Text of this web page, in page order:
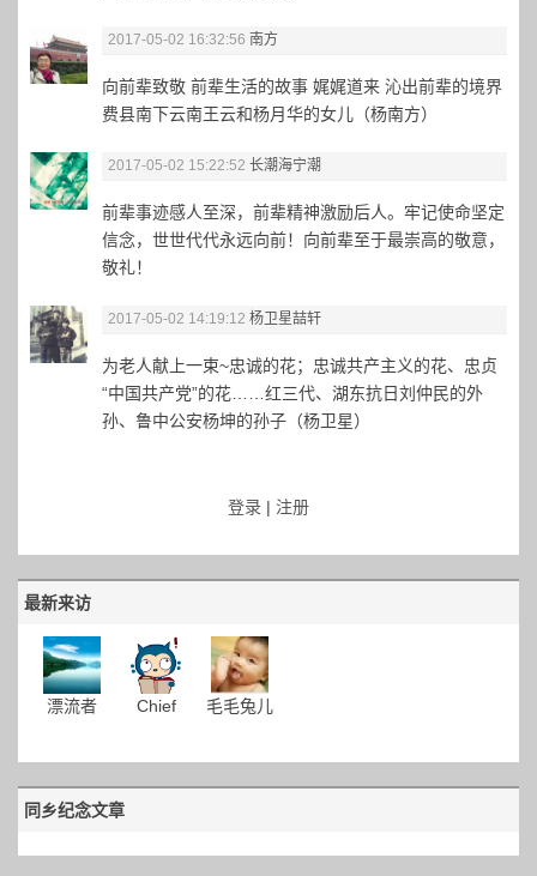
2017-05-02 16:32:56 南方
向前辈致敬 前辈生活的故事 娓娓道来 沁出前辈的境界
费县南下云南王云和杨月华的女儿（杨南方）
2017-05-02 15:22:52 长潮海宁潮
前辈事迹感人至深，前辈精神激励后人。牢记使命坚定
信念，世世代代永远向前！向前辈至于最崇高的敬意，
敬礼！
2017-05-02 14:19:12 杨卫星喆轩
为老人献上一束~忠诚的花；忠诚共产主义的花、忠贞
“中国共产党”的花……红三代、湖东抗日刘仲民的外
孙、鲁中公安杨坤的孙子（杨卫星）
登录 | 注册
最新来访
漂流者 Chief 毛毛兔儿
同乡纪念文章